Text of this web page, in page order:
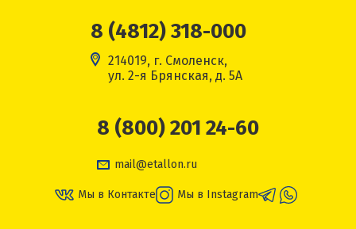
8 (4812) 318-000
214019, г. Смоленск,
ул. 2-я Брянская, д. 5А
8 (800) 201 24-60
mail@etallon.ru
Мы в Контакте Мы в Instagram